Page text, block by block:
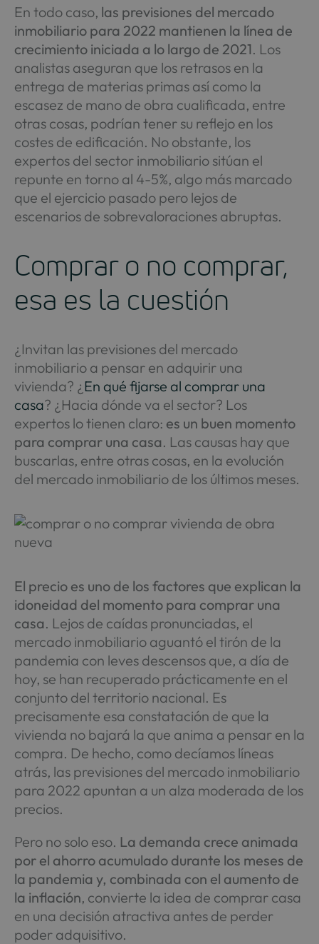
En todo caso, las previsiones del mercado
inmobiliario para 2022 mantienen la línea de
crecimiento iniciada a lo largo de 2021. Los
analistas aseguran que los retrasos en la
entrega de materias primas así como la
escasez de mano de obra cualificada, entre
otras cosas, podrían tener su reflejo en los
costes de edificación. No obstante, los
expertos del sector inmobiliario sitúan el
repunte en torno al 4-5%, algo más marcado
que el ejercicio pasado pero lejos de
escenarios de sobrevaloraciones abruptas.
Comprar o no comprar,
esa es la cuestión
¿Invitan las previsiones del mercado
inmobiliario a pensar en adquirir una
vivienda? ¿ En qué fijarse al comprar una
casa? ¿Hacia dónde va el sector? Los
expertos lo tienen claro: es un buen momento
para comprar una casa. Las causas hay que
buscarlas, entre otras cosas, en la evolución
del mercado inmobiliario de los últimos meses.
El precio es uno de los factores que explican la
idoneidad del momento para comprar una
casa. Lejos de caídas pronunciadas, el
mercado inmobiliario aguantó el tirón de la
pandemia con leves descensos que, a día de
hoy, se han recuperado prácticamente en el
conjunto del territorio nacional. Es
precisamente esa constatación de que la
vivienda no bajará la que anima a pensar en la
compra. De hecho, como decíamos líneas
atrás, las previsiones del mercado inmobiliario
para 2022 apuntan a un alza moderada de los
precios.
Pero no solo eso. La demanda crece animada
por el ahorro acumulado durante los meses de
la pandemia y, combinada con el aumento de
la inflación, convierte la idea de comprar casa
en una decisión atractiva antes de perder
poder adquisitivo.